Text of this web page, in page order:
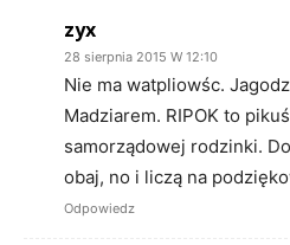
zyx
28 sierpnia 2015 W 12:10
Nie ma watpliowśc.
Madziarem. RIPOK to
samorządowej rodzinki.
obaj, no i liczą na
Odpowiedz